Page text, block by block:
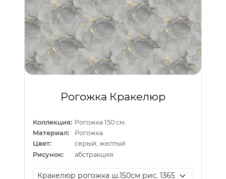
Рогожка Кракелюр
Коллекция: Рогожка 150 см.
Материал:
Рогожка
Цвет:
серый, желтый
Рисунок:
абстракция